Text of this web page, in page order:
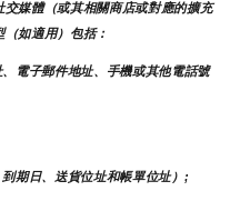
媒體（或其相關商店或對應的擴充
如適用）包括：
電子郵件地址、手機或其他電話號
期日、送貨位址和帳單位址）;